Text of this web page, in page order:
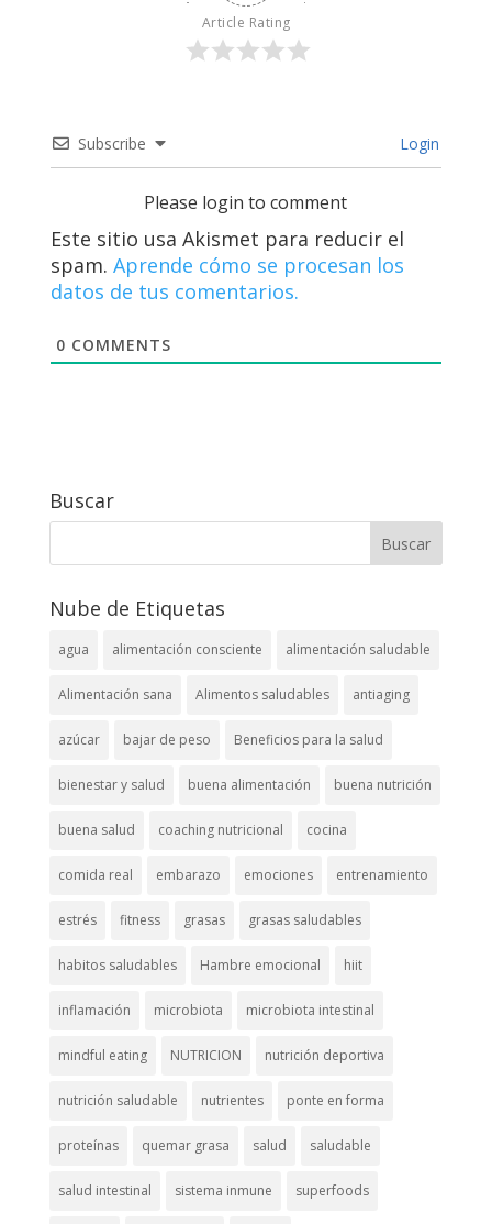
Article Rating
Subscribe Login
Please login to comment
Este sitio usa Akismet para reducir el
spam. Aprende cómo se procesan los
datos de tus comentarios.
0 COMMENTS
Buscar
Nube de Etiquetas
agua alimentación consciente alimentación saludable
Alimentación sana Alimentos saludables antiaging
azúcar bajar de peso Beneficios para la salud
bienestar y salud buena alimentación buena nutrición
buena salud coaching nutricional cocina
comida real embarazo emociones entrenamiento
estrés fitness grasas grasas saludables
habitos saludables Hambre emocional hiit
inflamación microbiota microbiota intestinal
mindful eating NUTRICION nutrición deportiva
nutrición saludable nutrientes ponte en forma
proteínas quemar grasa salud saludable
salud intestinal sistema inmune superfoods